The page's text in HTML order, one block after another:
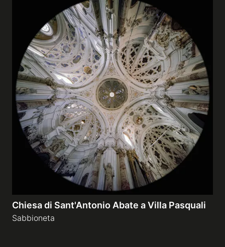
Chiesa di Sant'Antonio Abate a Villa Pasquali
Sabbioneta